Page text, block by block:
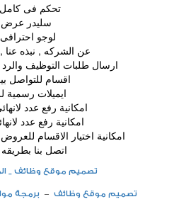
تحكم فى كامل
سليدر
لوجو
عن الشركه , نبذه
ارسال طلبات التوظيف
اقسام للتواصل
ايميلات
امكانية رفع عدد
امكانية رفع عدد
امكانية اختيار الاقسام
اتصل بنا بطريقه
تصميم موقع وظائف _
تصميم موقع وظائف – برمجة